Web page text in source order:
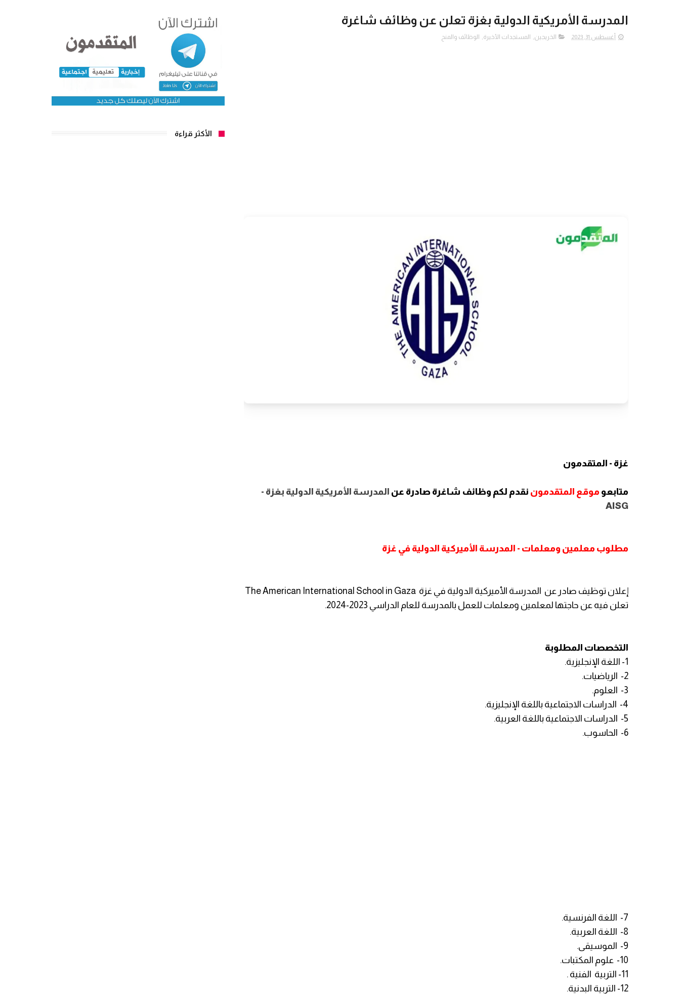
المدرسة الأمريكية الدولية بغزة تعلن عن وظائف شاغرة
أغسطس 31, 2023 الخريجين, المستجدات الأخيرة, الوظائف والمنح
غزة - المتقدمون
متابعو موقع المتقدمون نقدم لكم وظائف شاغرة صادرة عن المدرسة الأمريكية الدولية بغزة -
AISG
مطلوب معلمين ومعلمات - المدرسة الأميركية الدولية في غزة
إعلان توظيف صادر عن المدرسة الأميركية الدولية في غزة The American International School in Gaza
تعلن فيه عن حاجتها لمعلمين ومعلمات للعمل بالمدرسة للعام الدراسي 2023-2024.
التخصصات المطلوبة
1- اللغة الإنجليزية.
2- الرياضيات.
3- العلوم.
4- الدراسات الاجتماعية باللغة الإنجليزية.
5- الدراسات الاجتماعية باللغة العربية.
6- الحاسوب.
7- اللغة الفرنسية.
8- اللغة العربية.
9- الموسيقى.
10- علوم المكتبات.
11- التربية الفنية .
12- التربية البدنية.
الأكثر قراءة